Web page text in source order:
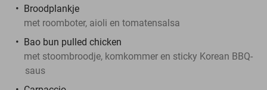
Broodplankje
met roomboter, aioli en tomatensalsa
Bao bun pulled chicken
met stoombroodje, komkommer en sticky Korean BBQ-
saus